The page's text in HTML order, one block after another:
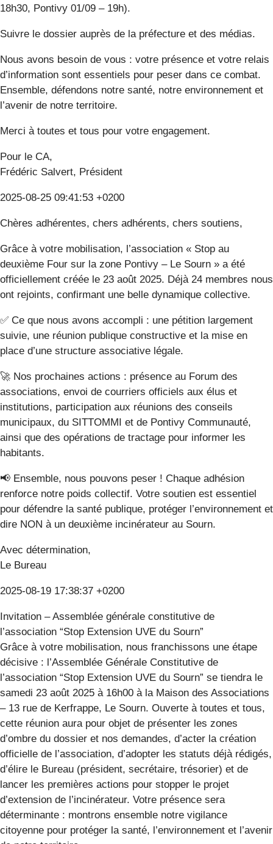
18h30, Pontivy 01/09 – 19h).
Suivre le dossier auprès de la préfecture et des médias.
Nous avons besoin de vous : votre présence et votre relais
d’information sont essentiels pour peser dans ce combat.
Ensemble, défendons notre santé, notre environnement et
l’avenir de notre territoire.
Merci à toutes et tous pour votre engagement.
Pour le CA,
Frédéric Salvert, Président
2025-08-25 09:41:53 +0200
Chères adhérentes, chers adhérents, chers soutiens,
Grâce à votre mobilisation, l’association « Stop au
deuxième Four sur la zone Pontivy – Le Sourn » a été
officiellement créée le 23 août 2025. Déjà 24 membres nous
ont rejoints, confirmant une belle dynamique collective.
✅ Ce que nous avons accompli : une pétition largement
suivie, une réunion publique constructive et la mise en
place d’une structure associative légale.
🚀 Nos prochaines actions : présence au Forum des
associations, envoi de courriers officiels aux élus et
institutions, participation aux réunions des conseils
municipaux, du SITTOMMI et de Pontivy Communauté,
ainsi que des opérations de tractage pour informer les
habitants.
📢 Ensemble, nous pouvons peser ! Chaque adhésion
renforce notre poids collectif. Votre soutien est essentiel
pour défendre la santé publique, protéger l’environnement et
dire NON à un deuxième incinérateur au Sourn.
Avec détermination,
Le Bureau
2025-08-19 17:38:37 +0200
Invitation – Assemblée générale constitutive de
l’association “Stop Extension UVE du Sourn”
Grâce à votre mobilisation, nous franchissons une étape
décisive : l’Assemblée Générale Constitutive de
l’association “Stop Extension UVE du Sourn” se tiendra le
samedi 23 août 2025 à 16h00 à la Maison des Associations
– 13 rue de Kerfrappe, Le Sourn. Ouverte à toutes et tous,
cette réunion aura pour objet de présenter les zones
d’ombre du dossier et nos demandes, d’acter la création
officielle de l’association, d’adopter les statuts déjà rédigés,
d’élire le Bureau (président, secrétaire, trésorier) et de
lancer les premières actions pour stopper le projet
d’extension de l’incinérateur. Votre présence sera
déterminante : montrons ensemble notre vigilance
citoyenne pour protéger la santé, l’environnement et l’avenir